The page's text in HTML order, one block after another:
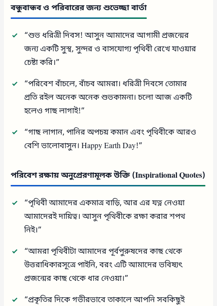
বন্ধুবান্ধব ও পরিবারের জন্য শুভেচ্ছা বার্তা
“শুভ ধরিত্রী দিবস! আসুন আমাদের আগামী প্রজন্মের
জন্য একটি সুস্থ, সুন্দর ও বাসযোগ্য পৃথিবী রেখে যাওয়ার
চেষ্টা করি।”
“পরিবেশ বাঁচলে, বাঁচব আমরা। ধরিত্রী দিবসে তোমার
প্রতি রইল অনেক অনেক শুভকামনা। চলো আজ একটি
হলেও গাছ লাগাই!”
“গাছ লাগান, পানির অপচয় কমান এবং পৃথিবীকে আরও
বেশি ভালোবাসুন। Happy Earth Day!”
পরিবেশ রক্ষায় অনুপ্রেরণামূলক উক্তি (Inspirational Quotes)
“পৃথিবী আমাদের একমাত্র বাড়ি, আর এর যত্ন নেওয়া
আমাদেরই দায়িত্ব। আসুন পৃথিবীকে রক্ষা করার শপথ
নিই।”
“আমরা পৃথিবীটা আমাদের পূর্বপুরুষদের কাছ থেকে
উত্তরাধিকারসূত্রে পাইনি, বরং এটি আমাদের ভবিষ্যৎ
প্রজন্মের কাছ থেকে ধার নেওয়া।”
“প্রকৃতির দিকে গভীরভাবে তাকালে আপনি সবকিছুই